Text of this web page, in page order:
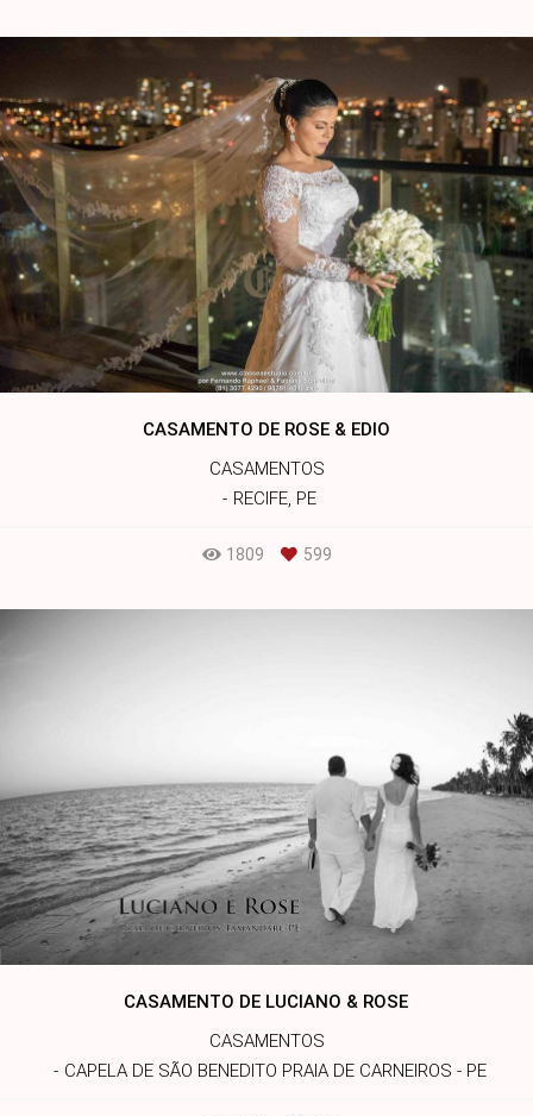
CASAMENTO DE ROSE & EDIO
CASAMENTOS
RECIFE, PE
1809 599
CASAMENTO DE LUCIANO & ROSE
CASAMENTOS
CAPELA DE SÃO BENEDITO PRAIA DE CARNEIROS - PE